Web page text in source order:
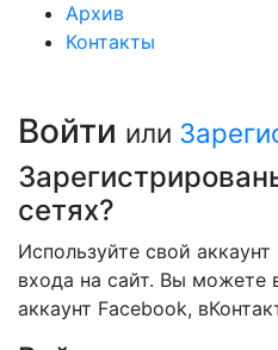
Архив
Контакты
Войти или
сетях?
Используйте свой
входа на сайт. Вы можете
аккаунт Facebook,